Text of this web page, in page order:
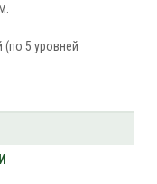
(по 5 уровней